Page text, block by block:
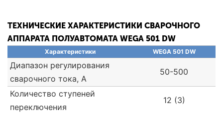
ТЕХНИЧЕСКИЕ ХАРАКТЕРИСТИКИ СВАРОЧНОГО
АППАРАТА ПОЛУАВТОМАТА WEGA 501 DW
Характеристики WEGA 501 DW
Диапазон регулирования
сварочного тока, А
50-500
Количество ступеней
переключения
12 (3)